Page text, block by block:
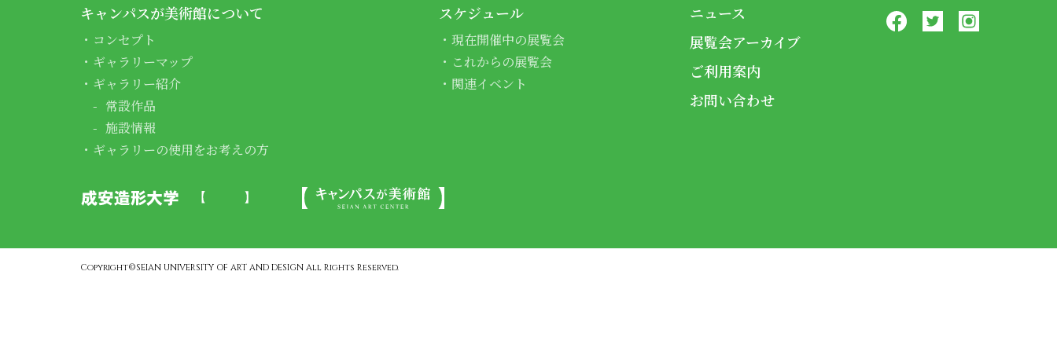
キャンパスが美術館について
コンセプト
ギャラリーマップ
ギャラリー紹介
常設作品
施設情報
ギャラリーの使用をお考えの方
スケジュール
現在開催中の展覧会
これからの展覧会
関連イベント
ニュース
展覧会アーカイブ
ご利用案内
お問い合わせ
Copyright©SEIAN UNIVERSITY OF ART AND DESIGN All Rights Reserved.